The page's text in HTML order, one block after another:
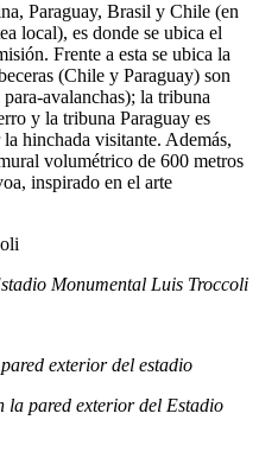
Paraguay, Brasil y Chile (en
local), es donde se ubica el
Frente a esta se ubica la
(Chile y Paraguay) son
avalanchas); la tribuna
y la tribuna Paraguay es
hinchada visitante. Además,
volumétrico de 600 metros
inspirado en el arte
Monumental Luis Troccoli
la pared exterior del Estadio